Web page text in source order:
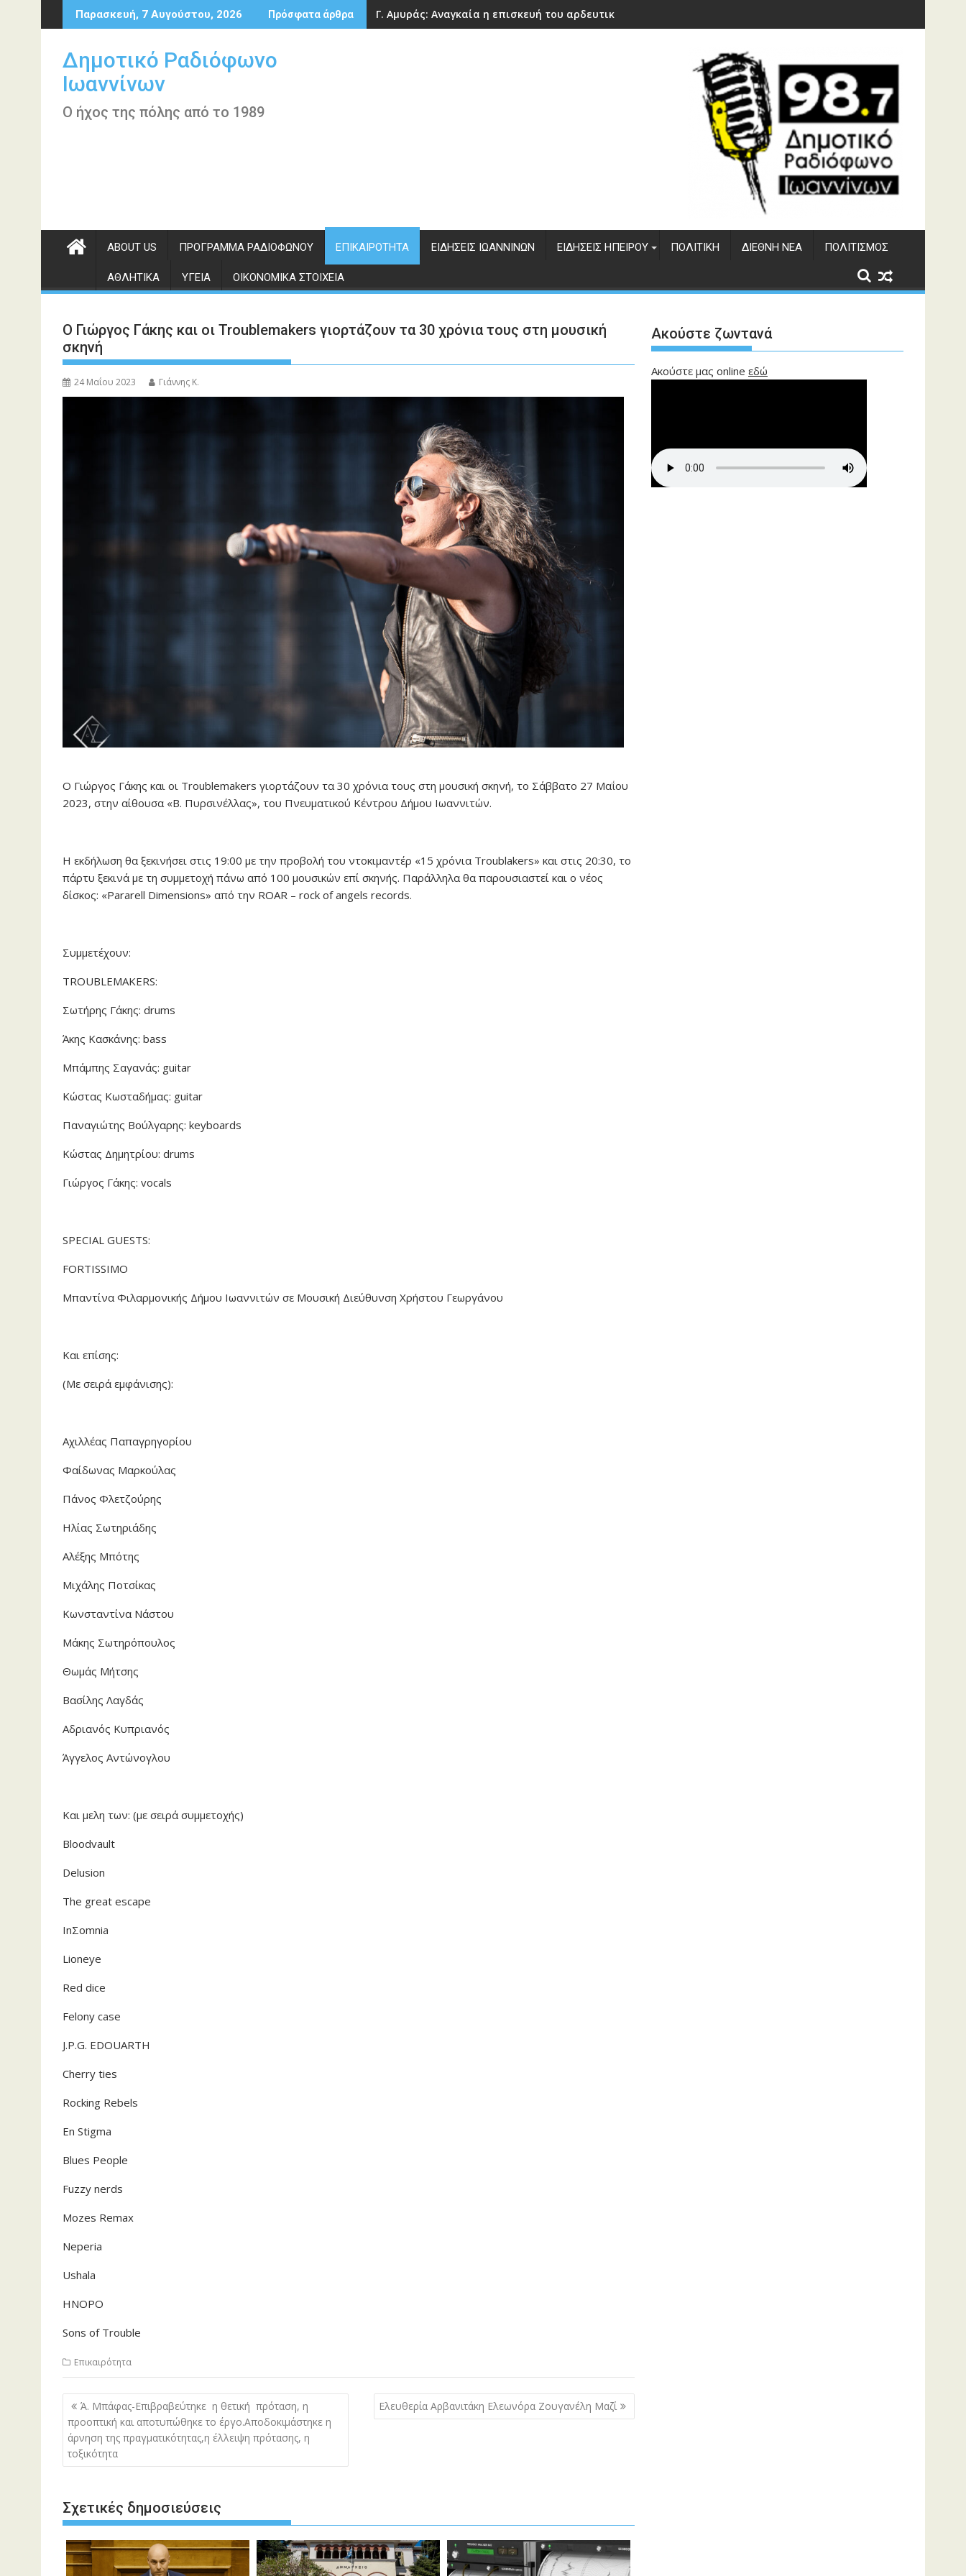
Περάστε
στο
Παρασκευή, 7 Αυγούστου, 2026 Πρόσφατα άρθρα Γ. Αμυράς: Αναγκαία η επισκευή του αρδευτικού φράγματος Αώου
Δημοτικό Ραδιόφωνο
Ιωαννίνων
Ο ήχος της πόλης από το 1989
ABOUT US ΠΡΌΓΡΑΜΜΑ ΡΑΔΙΟΦΏΝΟΥ ΕΠΙΚΑΙΡΌΤΗΤΑ ΕΙΔΉΣΕΙΣ ΙΩΑΝΝΊΝΩΝ ΕΙΔΉΣΕΙΣ ΗΠΕΊΡΟΥ ΠΟΛΙΤΙΚΉ ΔΙΕΘΝΉ ΝΈΑ ΠΟΛΙΤΙΣΜΌΣ
ΑΘΛΗΤΙΚΆ ΥΓΕΊΑ ΟΙΚΟΝΟΜΙΚΆ ΣΤΟΙΧΕΊΑ
Ο Γιώργος Γάκης και οι Troublemakers γιορτάζουν τα 30 χρόνια τους στη μουσική
σκηνή
24 Μαΐου 2023 Γιάννης Κ.
Ο Γιώργος Γάκης και οι Troublemakers γιορτάζουν τα 30 χρόνια τους στη μουσική σκηνή, το Σάββατο 27 Μαΐου
2023, στην αίθουσα «Β. Πυρσινέλλας», του Πνευματικού Κέντρου Δήμου Ιωαννιτών.
Η εκδήλωση θα ξεκινήσει στις 19:00 με την προβολή του ντοκιμαντέρ «15 χρόνια Troublakers» και στις 20:30, το
πάρτυ ξεκινά με τη συμμετοχή πάνω από 100 μουσικών επί σκηνής. Παράλληλα θα παρουσιαστεί και ο νέος
δίσκος: «Pararell Dimensions» από την ROAR – rock of angels records.
Συμμετέχουν:
TROUBLEMAKERS:
Σωτήρης Γάκης: drums
Άκης Κασκάνης: bass
Μπάμπης Σαγανάς: guitar
Κώστας Κωσταδήμας: guitar
Παναγιώτης Βούλγαρης: keyboards
Κώστας Δημητρίου: drums
Γιώργος Γάκης: vocals
SPECIAL GUESTS:
FORTISSIMO
Μπαντίνα Φιλαρμονικής Δήμου Ιωαννιτών σε Μουσική Διεύθυνση Χρήστου Γεωργάνου
Και επίσης:
(Με σειρά εμφάνισης):
Αχιλλέας Παπαγρηγορίου
Φαίδωνας Μαρκούλας
Πάνος Φλετζούρης
Ηλίας Σωτηριάδης
Αλέξης Μπότης
Μιχάλης Ποτσίκας
Κωνσταντίνα Νάστου
Μάκης Σωτηρόπουλος
Θωμάς Μήτσης
Βασίλης Λαγδάς
Αδριανός Κυπριανός
Άγγελος Αντώνογλου
Και μελη των: (με σειρά συμμετοχής)
Bloodvault
Delusion
The great escape
InΣomnia
Lioneye
Red dice
Felony case
J.P.G. EDOUARTH
Cherry ties
Rocking Rebels
En Stigma
Blues People
Fuzzy nerds
Mozes Remax
Neperia
Ushala
ΗΝΟΡΟ
Sons of Trouble
Επικαιρότητα
Πλοήγηση
άρθρων
Ά. Μπάφας-Επιβραβεύτηκε η θετική πρόταση, η
προοπτική και αποτυπώθηκε το έργο.Αποδοκιμάστηκε η
άρνηση της πραγματικότητας,η έλλειψη πρότασης, η
τοξικότητα
Ελευθερία Αρβανιτάκη Ελεωνόρα Ζουγανέλη Μαζί
Σχετικές δημοσιεύσεις
Ακούστε ζωντανά
Ακούστε μας online εδώ